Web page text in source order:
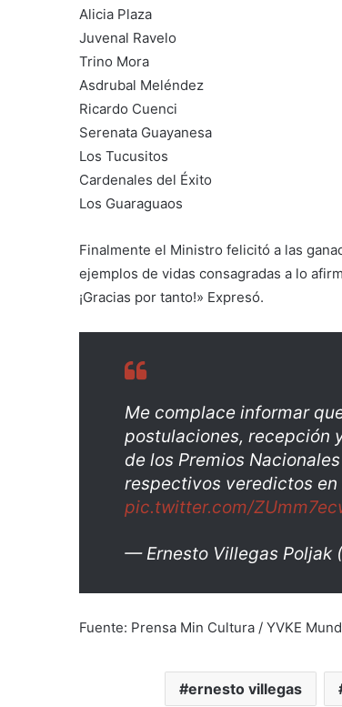
Alicia Plaza
Juvenal Ravelo
Trino Mora
Asdrubal Meléndez
Ricardo Cuenci
Serenata Guayanesa
Los Tucusitos
Cardenales del Éxito
Los Guaraguaos
Finalmente el Ministro felicitó a las
ejemplos de vidas consagradas a lo
¡Gracias por tanto!» Expresó.
Me complace informar
postulaciones, recepción
de los Premios
respectivos veredictos en
pic.twitter.com/
— Ernesto Villegas Poljak
Fuente: Prensa Min Cultura / YVKE
ernesto villegas